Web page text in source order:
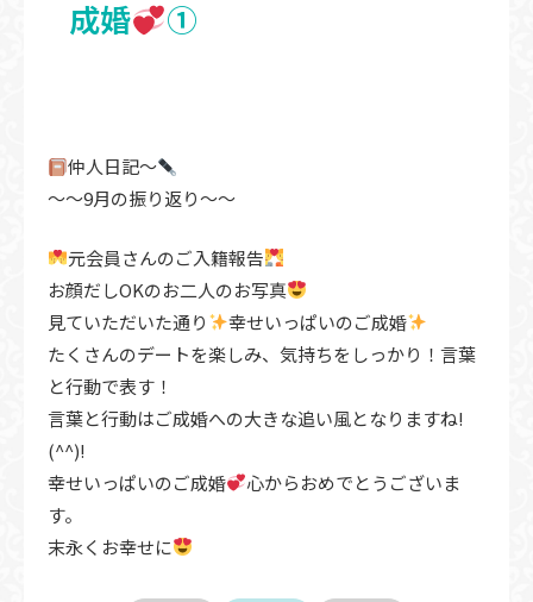
成婚
①
仲人日記〜
〜〜9月の振り返り〜〜
元会員さんのご入籍報告
お顔だしOKのお二人のお写真
見ていただいた通り
幸せいっぱいのご成婚
たくさんのデートを楽しみ、気持ちをしっかり！言葉
と行動で表す！
言葉と行動はご成婚への大きな追い風となりますね!
(^^)!
幸せいっぱいのご成婚
心からおめでとうございま
す。
末永くお幸せに